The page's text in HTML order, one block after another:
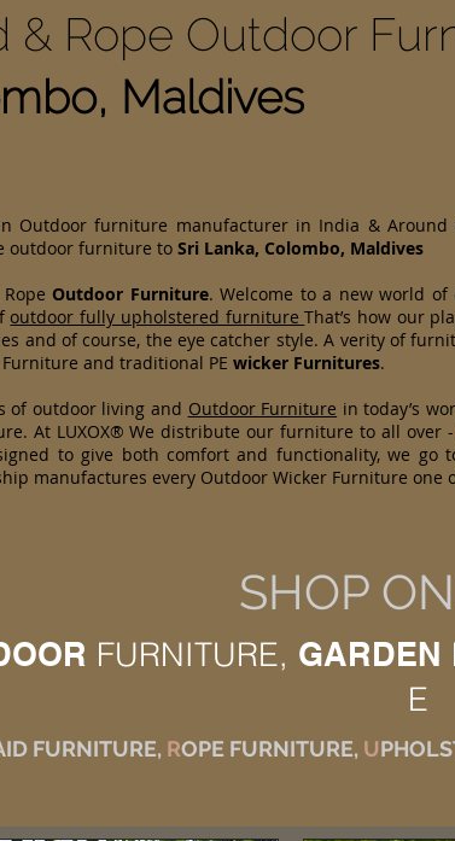
& Rope Outdoor
Maldives
Outdoor furniture manufacturer in India &
outdoor furniture to Sri Lanka, Colombo, Maldives
Outdoor Furniture. Welcome to a new world
outdoor fully upholstered furnitureThat’s how our
and of course, the eye catcher style. A verity of
and traditional PE wicker Furnitures.
of outdoor living and Outdoor Furniture in today’s
At LUXOX® We distribute our furniture to all over
to give both comfort and functionality, we
manufactures every Outdoor Wicker Furniture one
SHOP
FURNITURE, GARDEN
E
FURNITURE, ROPE FURNITURE, U